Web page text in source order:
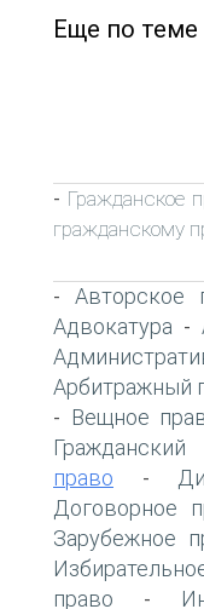
Еще по теме
- Гражданское
гражданскому
-Авторское
Адвокатура -
Арбитражный
- Вещное
право -
Договорное
Зарубежное
право -